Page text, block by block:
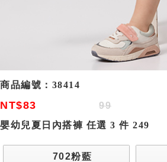
商品編號： 38414
NT$83
99
嬰幼兒夏日內搭褲 任選 3 件 249
702粉藍